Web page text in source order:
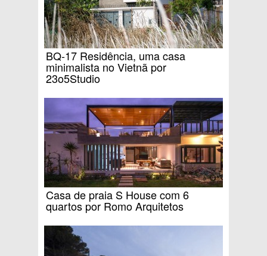
BQ-17 Residência, uma casa
minimalista no Vietnã por
23o5Studio
Casa de praia S House com 6
quartos por Romo Arquitetos